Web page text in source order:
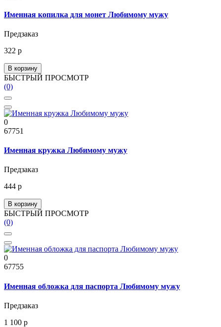
Именная копилка для монет Любимому мужу
Предзаказ
322 р
В корзину
БЫСТРЫЙ ПРОСМОТР
(0)
0
67751
Именная кружка Любимому мужу
Предзаказ
444 р
В корзину
БЫСТРЫЙ ПРОСМОТР
(0)
0
67755
Именная обложка для паспорта Любимому мужу
Предзаказ
1 100 р